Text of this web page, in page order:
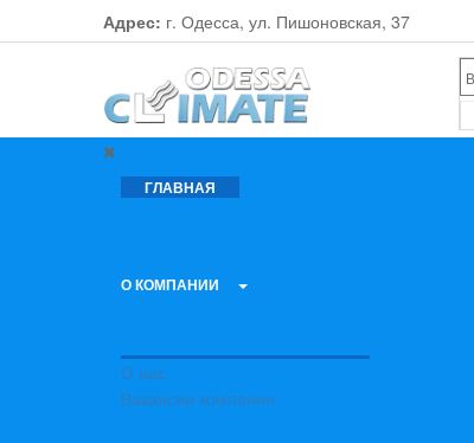
Адрес: г. Одесса, ул. Пишоновская, 37
ГЛАВНАЯ
О КОМПАНИИ
О нас
Вакансии компании